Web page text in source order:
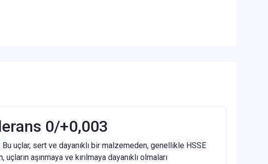
0/+0,003
uçlar, sert ve dayanıklı bir malzemeden, genellikle HSSE
aşınmaya ve kırılmaya dayanıklı olmaları